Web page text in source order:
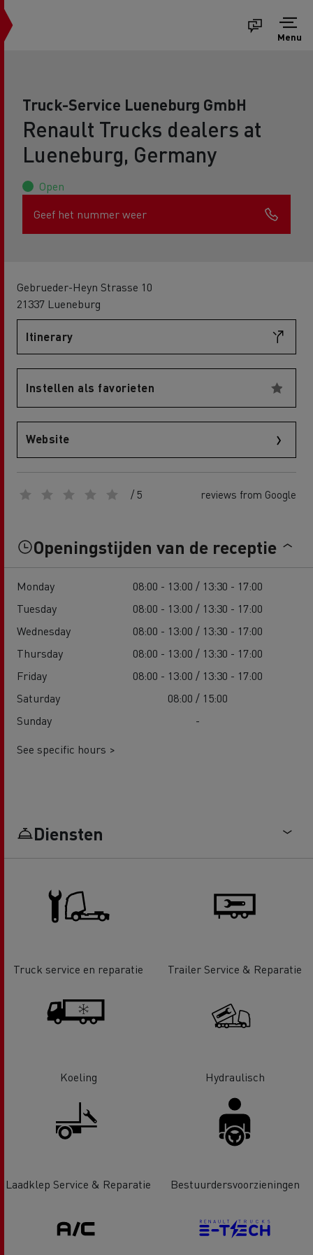
Menu
Truck-Service Lueneburg GmbH
Renault Trucks dealers at
Lueneburg, Germany
Open
Geef het nummer weer
Gebrueder-Heyn Strasse 10
21337 Lueneburg
Itinerary
Instellen als favorieten
Website
/ 5 reviews from Google
Openingstijden van de receptie
Monday
08:00 - 13:00 / 13:30 - 17:00
Tuesday
08:00 - 13:00 / 13:30 - 17:00
Wednesday
08:00 - 13:00 / 13:30 - 17:00
Thursday
08:00 - 13:00 / 13:30 - 17:00
Friday
08:00 - 13:00 / 13:30 - 17:00
Saturday
08:00 / 15:00
Sunday
-
See specific hours >
Diensten
Truck service en reparatie Trailer Service & Reparatie
Koeling Hydraulisch
Laadklep Service & Reparatie Bestuurdersvoorzieningen